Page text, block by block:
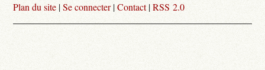
Plan du site |Se connecter|Contact|RSS 2.0